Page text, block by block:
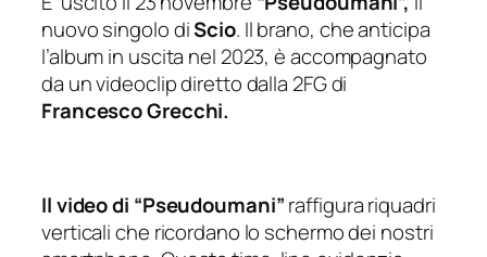
nuovo singolo diScio. Il brano, che anticipa
l’album in uscita nel 2023, è accompagnato
da un videoclip diretto dalla 2FG di
Francesco Grecchi.
Il video di “Pseudoumani”raffigura riquadri
verticali che ricordano lo schermo dei nostri